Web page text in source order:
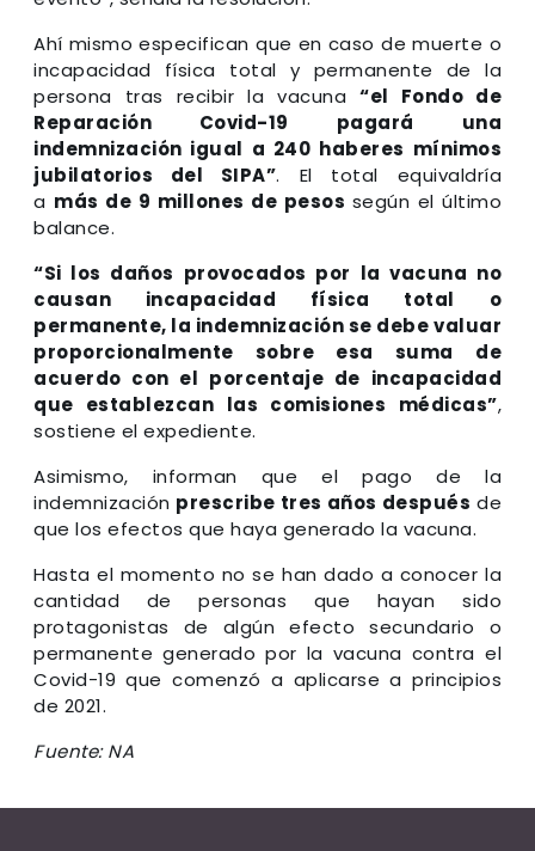
Ahí mismo especifican que en caso de muerte o
incapacidad física total y permanente de la
persona tras recibir la vacuna “el Fondo de
Reparación Covid-19 pagará una
indemnización igual a 240 haberes mínimos
jubilatorios del SIPA”. El total equivaldría
a más de 9 millones de pesos según el último
balance.
“Si los daños provocados por la vacuna no
causan incapacidad física total o
permanente, la indemnización se debe valuar
proporcionalmente sobre esa suma de
acuerdo con el porcentaje de incapacidad
que establezcan las comisiones médicas”,
sostiene el expediente.
Asimismo, informan que el pago de la
indemnización prescribe tres años después de
que los efectos que haya generado la vacuna.
Hasta el momento no se han dado a conocer la
cantidad de personas que hayan sido
protagonistas de algún efecto secundario o
permanente generado por la vacuna contra el
Covid-19 que comenzó a aplicarse a principios
de 2021.
Fuente: NA